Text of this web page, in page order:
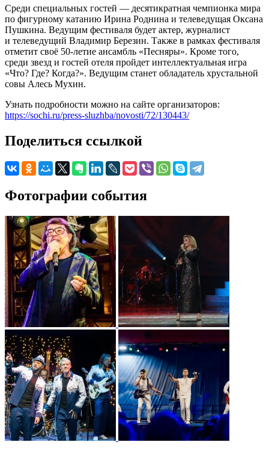
Среди специальных гостей — десятикратная чемпионка мира
по фигурному катанию Ирина Роднина и телеведущая Оксана
Пушкина. Ведущим фестиваля будет актер, журналист
и телеведущий Владимир Березин. Также в рамках фестиваля
отметит своё 50-летие ансамбль «Песняры». Кроме того,
среди звезд и гостей отеля пройдет интеллектуальная игра
«Что? Где? Когда?». Ведущим станет обладатель хрустальной
совы Алесь Мухин.
Узнать подробности можно на сайте организаторов:
https://sochi.ru/press-sluzhba/novosti/72/130443/
Поделиться ссылкой
Фотографии события